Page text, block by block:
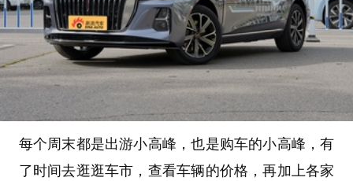
每个周末都是出游小高峰，也是购车的小高峰，有
了时间去逛逛车市，查看车辆的价格，再加上各家